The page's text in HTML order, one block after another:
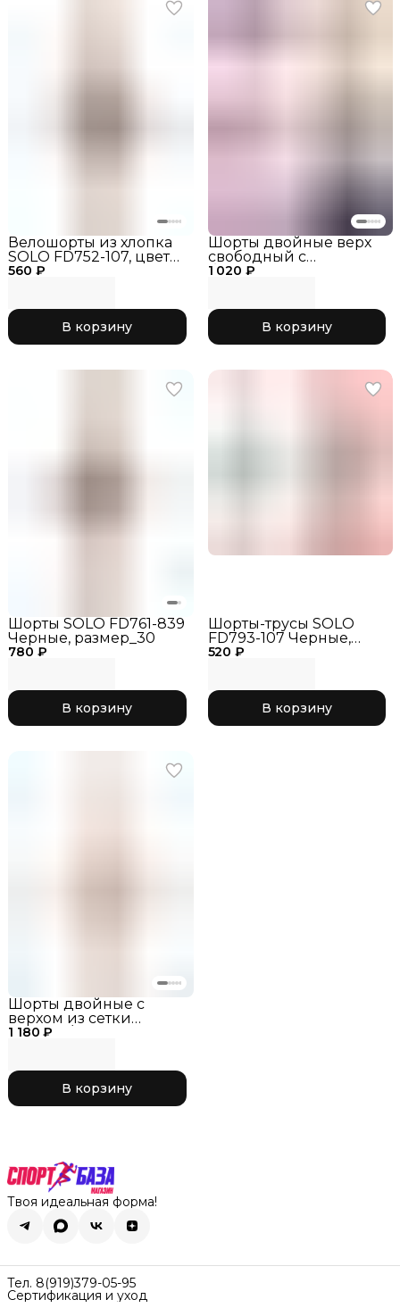
560 ₽
Велошорты из хлопка
SOLO FD752-107, цвет
Черные, шорты для
РГ, одежда для
гимнастикиВ корзину
1 020 ₽
Шорты двойные верх
свободный с
боковыми разрезами
В корзину
780 ₽
Шорты SOLO FD761-839
Черные, размер_30
В корзину
520 ₽
Шорты-трусы SOLO
FD793-107 Черные,
размер_40
В корзину
1 180 ₽
Шорты двойные с
верхом из сетки
черный/
В корзину
Твоя идеальная форма!
Тел. 8(919)379-05-95
Сертификация и уход